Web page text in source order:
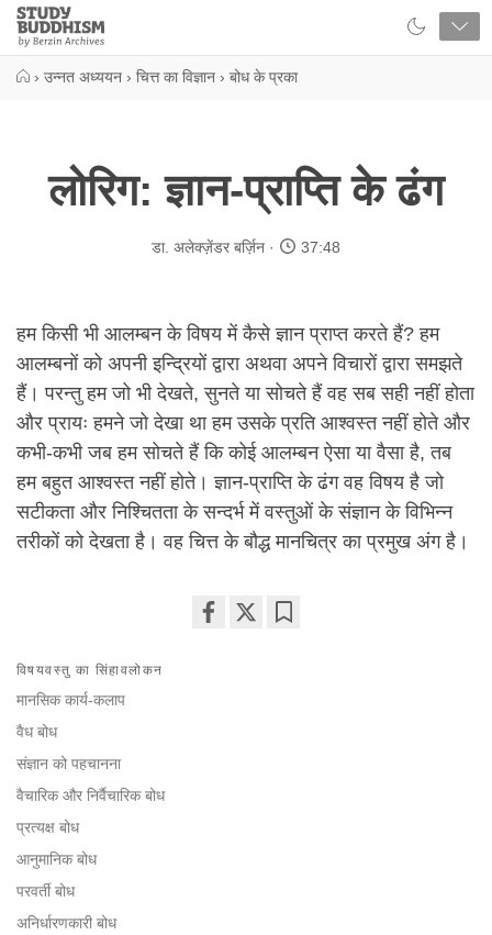
Close
Study
Buddhism
› उन्नत अध्ययन › चित्त का विज्ञान › बोध के प्रका
लोरिग: ज्ञान-प्राप्ति के ढंग
डा. अलेक्ज़ेंडर बर्ज़िन 37:48
हम किसी भी आलम्बन के विषय में कैसे ज्ञान प्राप्त करते हैं? हम
आलम्बनों को अपनी इन्द्रियों द्वारा अथवा अपने विचारों द्वारा समझते
हैं। परन्तु हम जो भी देखते, सुनते या सोचते हैं वह सब सही नहीं होता
और प्रायः हमने जो देखा था हम उसके प्रति आश्वस्त नहीं होते और
कभी-कभी जब हम सोचते हैं कि कोई आलम्बन ऐसा या वैसा है, तब
हम बहुत आश्वस्त नहीं होते। ज्ञान-प्राप्ति के ढंग वह विषय है जो
सटीकता और निश्चितता के सन्दर्भ में वस्तुओं के संज्ञान के विभिन्न
तरीकों को देखता है। वह चित्त के बौद्ध मानचित्र का प्रमुख अंग है।
विषयवस्तु का सिंहावलोकन
मानसिक कार्य-कलाप
वैध बोध
संज्ञान को पहचानना
वैचारिक और निर्वैचारिक बोध
प्रत्यक्ष बोध
आनुमानिक बोध
परवर्ती बोध
अनिर्धारणकारी बोध